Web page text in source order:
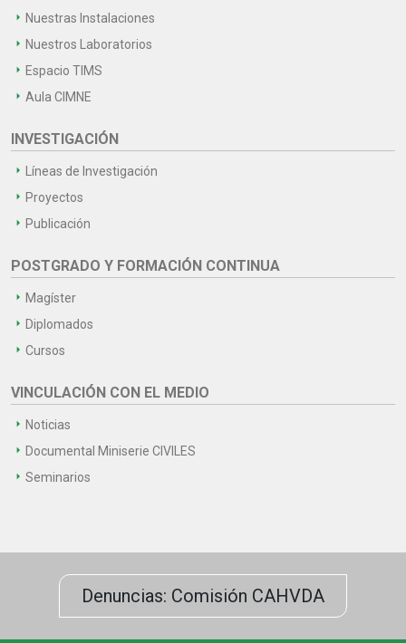
Nuestras Instalaciones
Nuestros Laboratorios
Espacio TIMS
Aula CIMNE
INVESTIGACIÓN
Líneas de Investigación
Proyectos
Publicación
POSTGRADO Y FORMACIÓN CONTINUA
Magíster
Diplomados
Cursos
VINCULACIÓN CON EL MEDIO
Noticias
Documental Miniserie CIVILES
Seminarios
Denuncias: Comisión CAHVDA